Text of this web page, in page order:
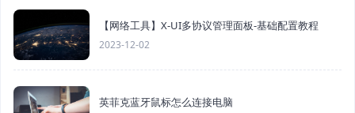
【网络工具】X-UI多协议管理面板-基础配置教程
2023-12-02
英菲克蓝牙鼠标怎么连接电脑